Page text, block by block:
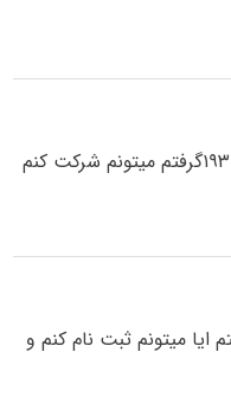
سلام من سال ۹۵ کارشناسی با معدل ۱۹۳۱گرفتم میتونم شرکت کنم
هستم ایا میتونم ثبت نام کنم و